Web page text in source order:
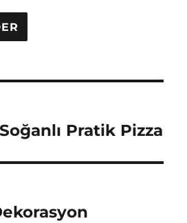
Pratik Pizza